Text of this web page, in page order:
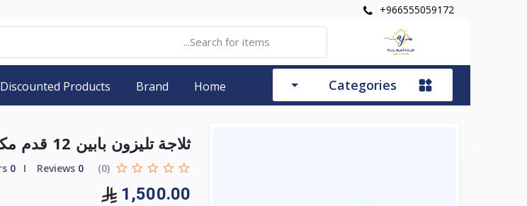
+966555059172
Categories
Home
Brand
Discounted Products
ثلاجة تليزون بابين 12 قدم مكعب – فضي
(0)
0
0
1,500.00